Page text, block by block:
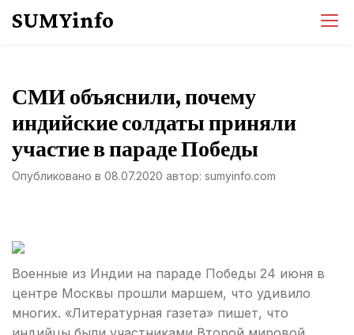
SUMYinfo
СМИ объяснили, почему
индийские солдаты приняли
участие в параде Победы
Опубликовано в 08.07.2020 автор: sumyinfo.com
Военные из Индии на параде Победы 24 июня в
центре Москвы прошли маршем, что удивило
многих. «Литературная газета» пишет, что